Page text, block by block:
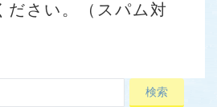
ださい。（スパム対